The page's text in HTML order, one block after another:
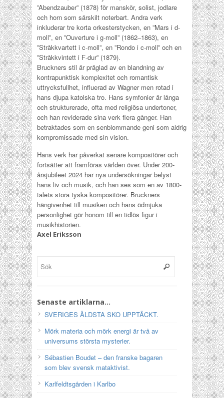
”Abendzauber” (1878) för manskör, solist, jodlare
och horn som särskilt noterbart. Andra verk
inkluderar tre korta orkesterstycken, en ”Mars i d-
moll”, en ”Ouverture i g-moll” (1862–1863), en
”Stråkkvartett i c-moll”, en ”Rondo i c-moll” och en
”Stråkkvintett i F-dur” (1879).
Bruckners stil är präglad av en blandning av
kontrapunktisk komplexitet och romantisk
uttrycksfullhet, influerad av Wagner men rotad i
hans djupa katolska tro. Hans symfonier är långa
och strukturerade, ofta med religiösa undertoner,
och han reviderade sina verk flera gånger. Han
betraktades som en senblommande geni som aldrig
kompromissade med sin vision.
Hans verk har påverkat senare kompositörer och
fortsätter att framföras världen över. Under 200-
årsjubileet 2024 har nya undersökningar belyst
hans liv och musik, och han ses som en av 1800-
talets stora tyska kompositörer. Bruckners
hängivenhet till musiken och hans ödmjuka
personlighet gör honom till en tidlös figur i
musikhistorien.
Axel Eriksson
Senaste artiklarna…
SVERIGES ÄLDSTA SKO UPPTÄCKT.
Mörk materia och mörk energi är två av
universums största mysterier.
Sébastien Boudet – den franske bagaren
som blev svensk mataktivist.
Karlfeldtsgården i Karlbo